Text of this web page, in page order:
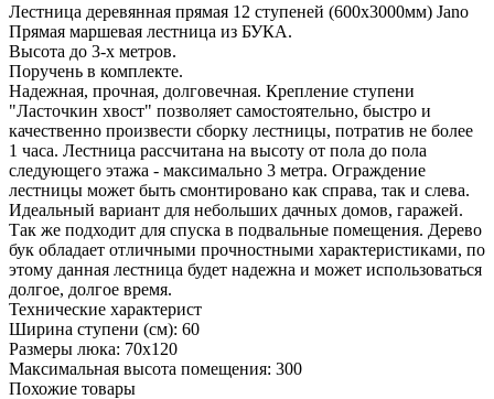
Лестница деревянная прямая 12 ступеней (600х3000мм) Jano
Прямая маршевая лестница из БУКА.
Высота до 3-x метров.
Поручень в комплекте.
Надежная, прочная, долговечная. Крепление ступени
"Ласточкин хвост" позволяет самостоятельно, быстро и
качественно произвести сборку лестницы, потратив не более
1 часа. Лестница рассчитана на высоту от пола до пола
следующего этажа - максимально 3 метра. Ограждение
лестницы может быть смонтировано как справа, так и слева.
Идеальный вариант для небольших дачных домов, гаражей.
Так же подходит для спуска в подвальные помещения. Дерево
бук обладает отличными прочностными характеристиками, по
этому данная лестница будет надежна и может использоваться
долгое, долгое время.
Технические характерист
Ширина ступени (см): 60
Размеры люка: 70x120
Максимальная высота помещения: 300
Похожие товары